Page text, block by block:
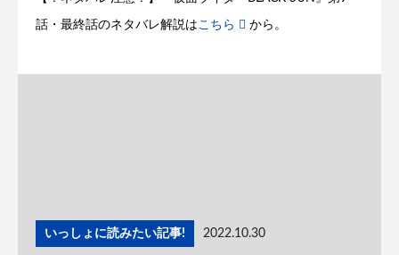
話・最終話のネタバレ解説はこちら から。
いっしょに読みたい記事! 2022.10.30